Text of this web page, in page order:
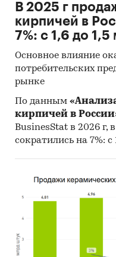
В 2025 г
кирпичей в
7%: с 1,6 до
Основное влияние
потребительских
рынке
По данным
кирпичей в
BusinesStat в 2026 г,
сократились на 7%: с